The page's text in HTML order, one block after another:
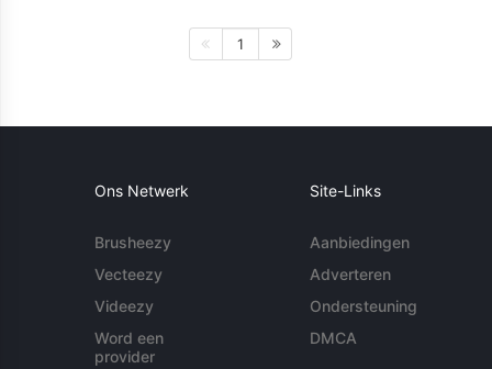
1
Ons Netwerk
Brusheezy
Vecteezy
Videezy
Word een
provider
Site-Links
Aanbiedingen
Adverteren
Ondersteuning
DMCA